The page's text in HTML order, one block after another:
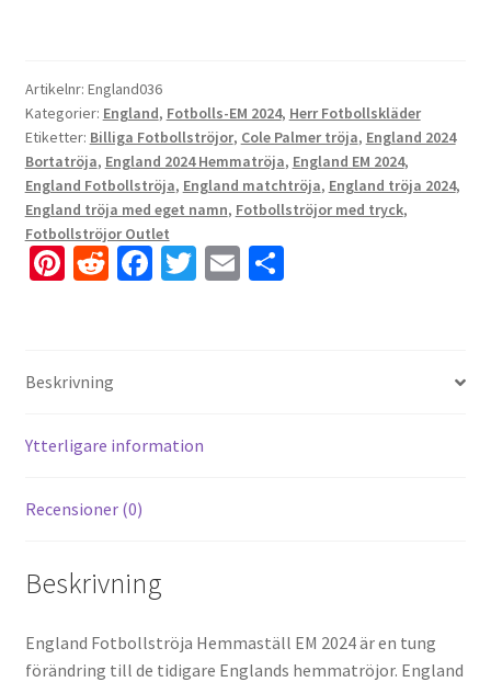
Artikelnr: England036
Kategorier: England, Fotbolls-EM 2024, Herr Fotbollskläder
Etiketter: Billiga Fotbollströjor, Cole Palmer tröja, England 2024
Bortatröja, England 2024 Hemmatröja, England EM 2024,
England Fotbollströja, England matchtröja, England tröja 2024,
England tröja med eget namn, Fotbollströjor med tryck,
Fotbollströjor Outlet
Pi
es
R
di
t
Fa
k
T E D
Beskrivning
Ytterligare information
Recensioner (0)
Beskrivning
England Fotbollströja Hemmaställ EM 2024 är en tung
förändring till de tidigare Englands hemmatröjor. England